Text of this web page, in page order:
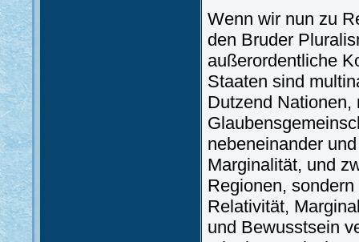
Wenn wir nun zu
den Bruder
außerordentliche
Staaten sind
Dutzend Nationen,
nebeneinander
Marginalität, und
Regionen,
Relativität,
und Bewusstsein